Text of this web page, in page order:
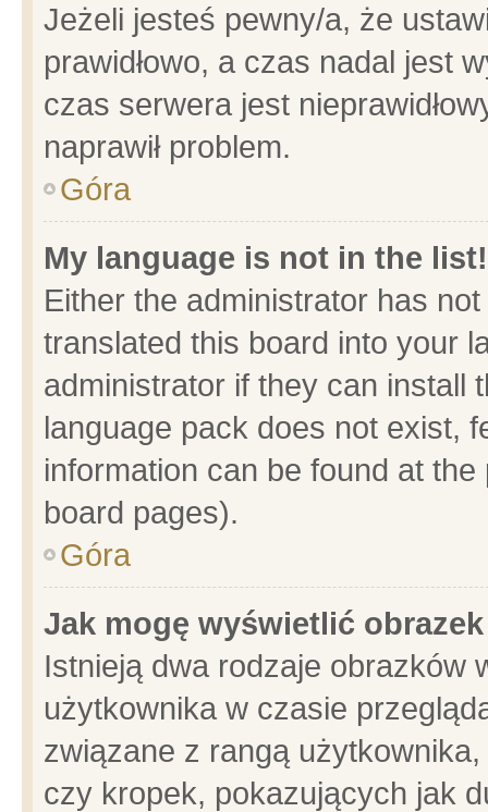
Jeżeli jesteś pewny/a, że
prawidłowo, a czas nadal jest
czas serwera jest
naprawił problem.
Góra
My language is not in the list!
Either the administrator has
translated this board into your
administrator if they can install
language pack does not exist,
information can be found at
board pages).
Góra
Jak mogę wyświetlić
Istnieją dwa rodzaje obrazków
użytkownika w czasie
związane z rangą
czy kropek, pokazujących jak